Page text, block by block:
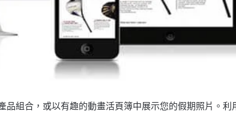
組合，或以有趣的動畫活頁簿中展示您的假期照片。利